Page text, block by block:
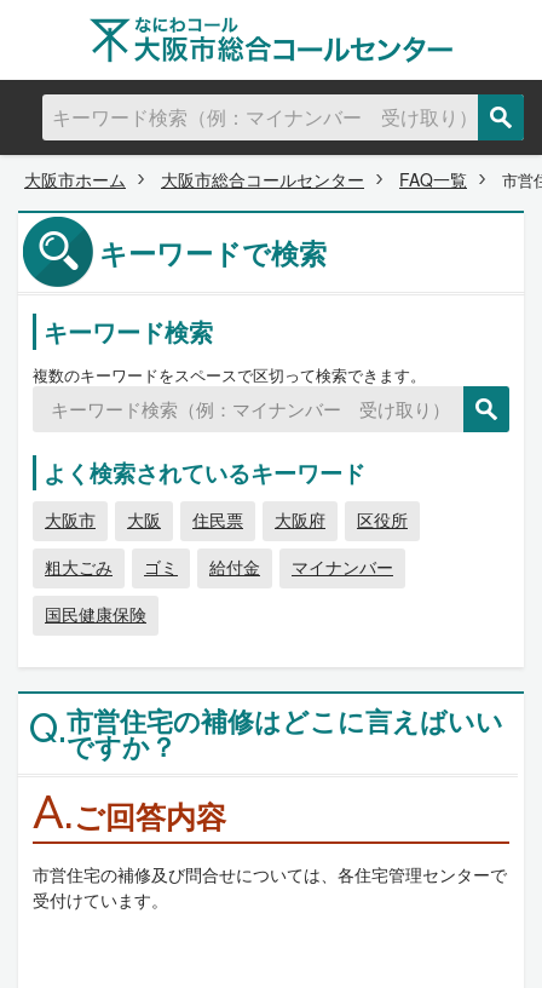
大阪市ホーム 大阪市総合コールセンター FAQ一覧 市営
キーワードで検索
キーワード検索
複数のキーワードをスペースで区切って検索できます。
よく検索されているキーワード
大阪市 大阪 住民票 大阪府
区役所
粗大ごみ
ゴミ 給付金
マイナンバー
国民健康保険
Q.市営住宅の補修はどこに言えばいい
ですか？
A.ご回答内容
市営住宅の補修及び問合せについては、各住宅管理センターで
受付けています。